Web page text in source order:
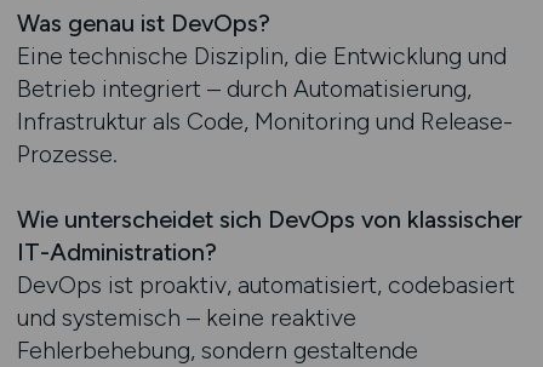
Was genau ist DevOps?
Eine technische Disziplin, die Entwicklung und
Betrieb integriert – durch Automatisierung,
Infrastruktur als Code, Monitoring und Release-
Prozesse.
Wie unterscheidet sich DevOps von klassischer
IT-Administration?
DevOps ist proaktiv, automatisiert, codebasiert
und systemisch – keine reaktive
Fehlerbehebung, sondern gestaltende